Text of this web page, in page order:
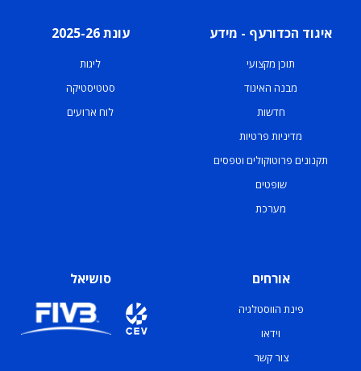
איגוד הכדורעף - מידע
תוכן מקצועי
מבנה האיגוד
חדשות
מדיניות פרטיות
תקנונים פרוטוקולים וטפסים
שופטים
מערכת
עונת 2025-26
ליגות
סטטיסטיקה
לוח ארועים
אורחים
פינת הווסטלגיה
וידאו
צור קשר
סושיאל